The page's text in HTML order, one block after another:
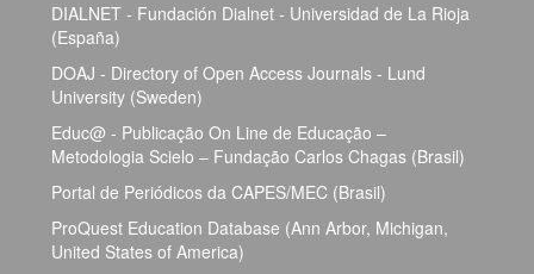
DIALNET - Fundación Dialnet - Universidad de La Rioja
(España)
DOAJ - Directory of Open Access Journals - Lund
University (Sweden)
Educ@ - Publicação On Line de Educação –
Metodologia Scielo – Fundação Carlos Chagas (Brasil)
Portal de Periódicos da CAPES/MEC (Brasil)
ProQuest Education Database (Ann Arbor, Michigan,
United States of America)